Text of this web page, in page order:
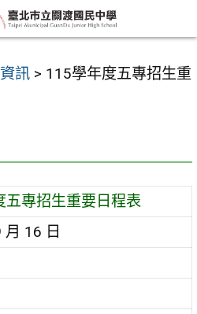
訊 > 115學年度五專招生重
五專招生重要日程表
16 日